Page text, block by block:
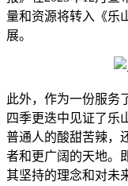
量和资源将转入《乐
展。
此外，作为一份服务
四季更迭中见证了乐
普通人的酸甜苦辣，
者和更广阔的天地。
其坚持的理念和对未